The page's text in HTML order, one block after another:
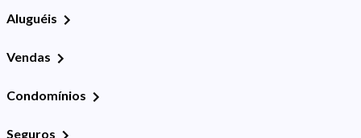
Aluguéis
Vendas
Condomínios
Seguros